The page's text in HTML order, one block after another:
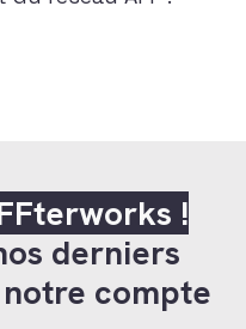
!
derniers
compte